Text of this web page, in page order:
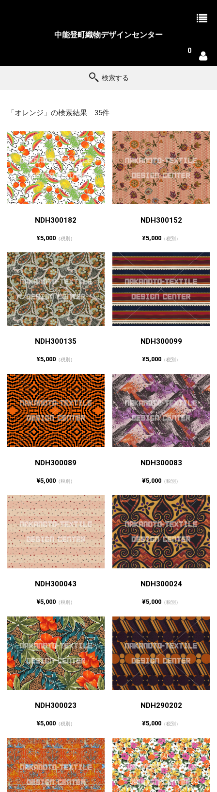
中能登町織物デザインセンター
0
検索する
「オレンジ」の検索結果 35件
NDH300182
¥5,000 （税別）
NDH300152
¥5,000（税別）
NDH300135
¥5,000 （税別）
NDH300099
¥5,000（税別）
NDH300089
¥5,000 （税別）
NDH300083
¥5,000（税別）
NDH300043
¥5,000 （税別）
NDH300024
¥5,000（税別）
NDH300023
¥5,000 （税別）
NDH290202
¥5,000（税別）